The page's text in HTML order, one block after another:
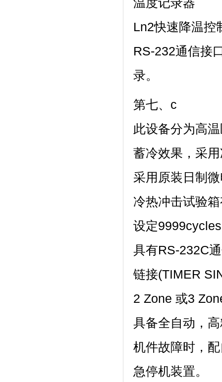
温度记录器
Ln2快速降温控
RS-232通信接
录。
第七、c
此设备分为高温区
蓄冷效果，
采用原装日制微
冷热冲击试验箱
设定
具有RS-232C通
链接(TIMER
2 Zone 或3 Zone
具备全自动，
机件故障时，
急停机装置。